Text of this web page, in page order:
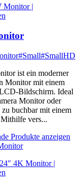
#Small#SmallHD
ist ein moderner
Monitor mit einem
Bildschirm. Ideal
Monitor oder
buchbar mit einem
vers...
Produkte anzeigen